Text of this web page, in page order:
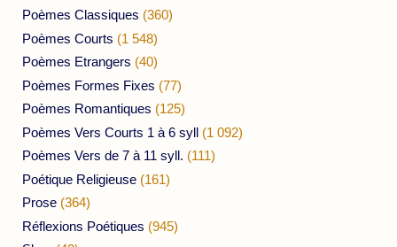
Poèmes Classiques (360)
Poèmes Courts (1 548)
Poèmes Etrangers (40)
Poèmes Formes Fixes (77)
Poèmes Romantiques (125)
Poèmes Vers Courts 1 à 6 syll (1 092)
Poèmes Vers de 7 à 11 syll. (111)
Poétique Religieuse (161)
Prose (364)
Réflexions Poétiques (945)